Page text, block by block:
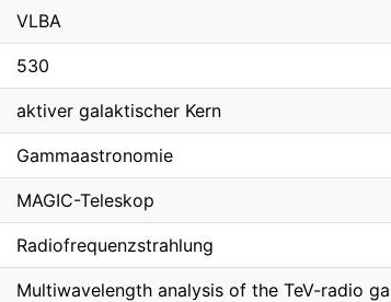
VLBA
530
aktiver galaktischer Kern
Gammaastronomie
MAGIC-Teleskop
Radiofrequenzstrahlung
Multiwavelength analysis of the TeV-radio